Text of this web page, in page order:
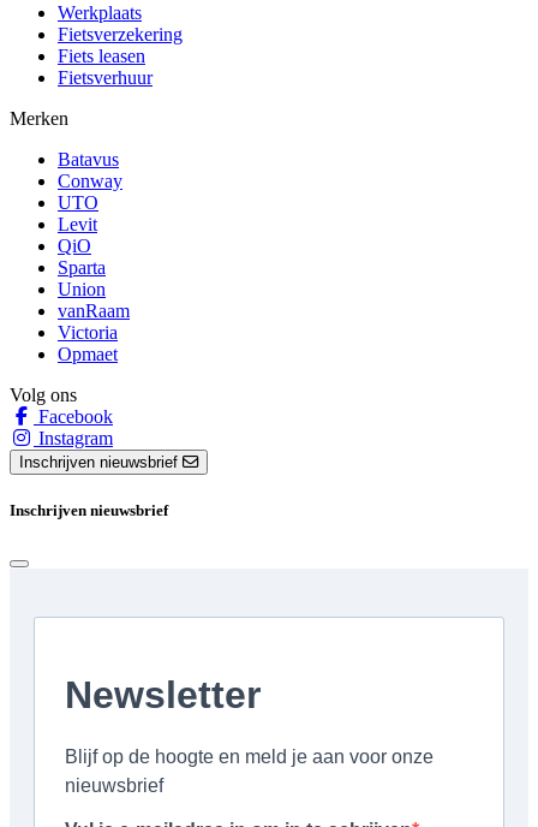
Werkplaats
Fietsverzekering
Fiets leasen
Fietsverhuur
Merken
Batavus
Conway
UTO
Levit
QiO
Sparta
Union
vanRaam
Victoria
Opmaet
Volg ons
Facebook
Instagram
Inschrijven nieuwsbrief
Inschrijven nieuwsbrief